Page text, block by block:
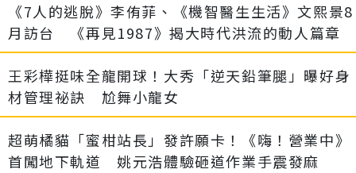
《7人的逃脫》李侑菲、《機智醫生生活》文熙景8
月訪台 《再見1987》揭大時代洪流的動人篇章
王彩樺挺味全龍開球！大秀「逆天鉛筆腿」曝好身
材管理祕訣 尬舞小龍女
超萌橘貓「蜜柑站長」發許願卡！《嗨！營業中》
首闖地下軌道 姚元浩體驗砸道作業手震發麻